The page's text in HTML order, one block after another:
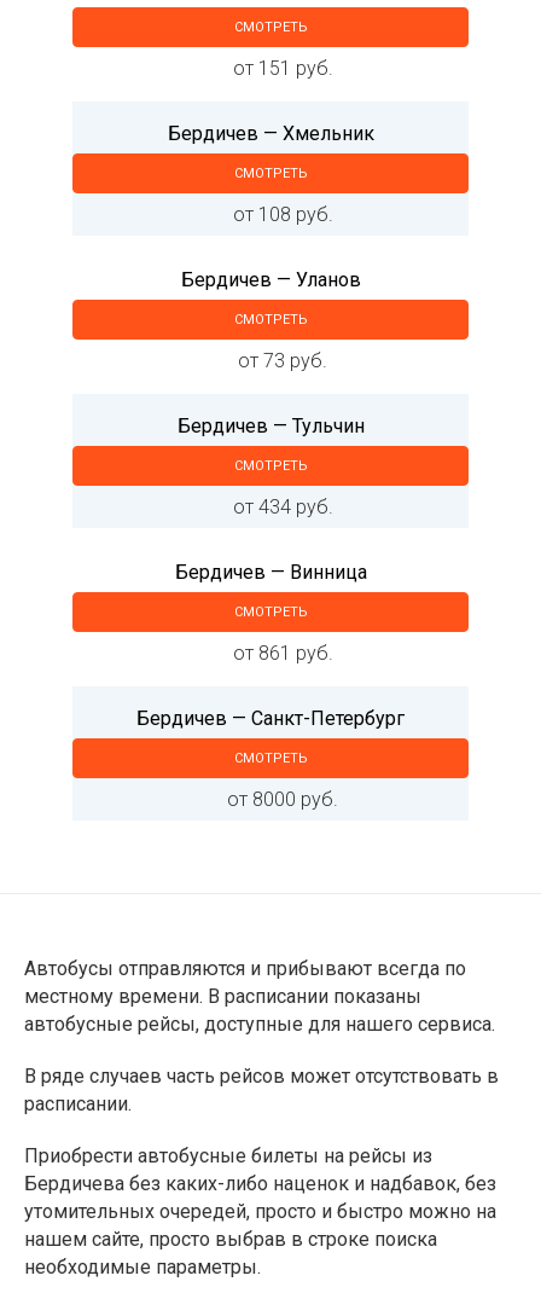
СМОТРЕТЬ
от 151 руб.
Бердичев — Хмельник
СМОТРЕТЬ
от 108 руб.
Бердичев — Уланов
СМОТРЕТЬ
от 73 руб.
Бердичев — Тульчин
СМОТРЕТЬ
от 434 руб.
Бердичев — Винница
СМОТРЕТЬ
от 861 руб.
Бердичев — Санкт-Петербург
СМОТРЕТЬ
от 8000 руб.
Автобусы отправляются и прибывают всегда по
местному времени. В расписании показаны
автобусные рейсы, доступные для нашего сервиса.
В ряде случаев часть рейсов может отсутствовать в
расписании.
Приобрести автобусные билеты на рейсы из
Бердичева без каких-либо наценок и надбавок, без
утомительных очередей, просто и быстро можно на
нашем сайте, просто выбрав в строке поиска
необходимые параметры.